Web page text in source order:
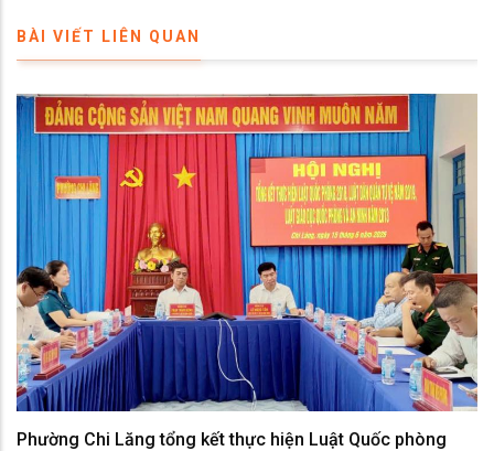
BÀI VIẾT LIÊN QUAN
Phường Chi Lăng tổng kết thực hiện Luật Quốc phòng